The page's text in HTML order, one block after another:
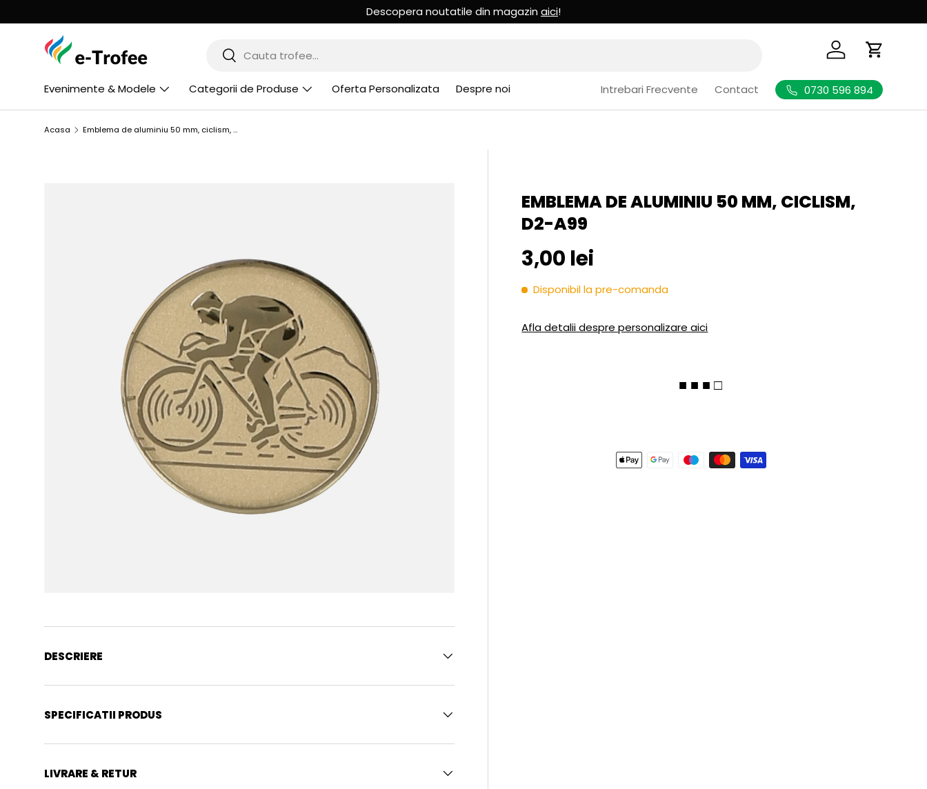
MERGI LA CONTINUT
Descopera noutatile din magazin aici!
Cauta
Cauta Logheaza-te
Cos de
Evenimente & Modele Categorii de Produse Oferta Personalizata Despre noi Intrebari Frecvente Contact 0730 596 894
Acasa Emblema de aluminiu 50 mm, ciclism, D2-A99
EMBLEMA DE ALUMINIU 50 MM, CICLISM,
D2-A99
Pret initial
3,00 lei
Disponibil la pre-comanda
Afla detalii despre personalizare aici
■ ■ ■ □
DESCRIERE
SPECIFICATII PRODUS
LIVRARE & RETUR